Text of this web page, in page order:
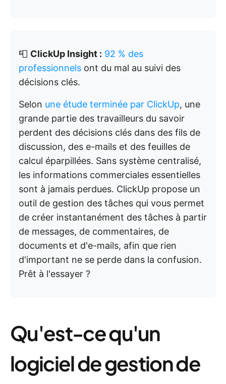
📮 ClickUp Insight : 92 % des
professionnels ont du mal au suivi des
décisions clés.
Selon une étude terminée par ClickUp, une
grande partie des travailleurs du savoir
perdent des décisions clés dans des fils de
discussion, des e-mails et des feuilles de
calcul éparpillées. Sans système centralisé,
les informations commerciales essentielles
sont à jamais perdues. ClickUp propose un
outil de gestion des tâches qui vous permet
de créer instantanément des tâches à partir
de messages, de commentaires, de
documents et d'e-mails, afin que rien
d'important ne se perde dans la confusion.
Prêt à l'essayer ?
Qu'est-ce qu'un
logiciel de gestion de